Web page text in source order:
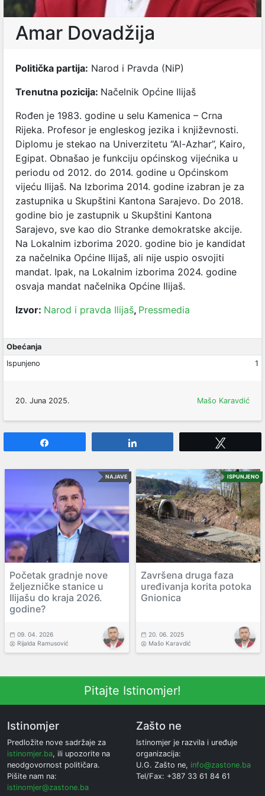
Amar Dovadžija
Politička partija: Narod i Pravda (NiP)
Trenutna pozicija: Načelnik Općine Ilijaš
Rođen je 1983. godine u selu Kamenica – Crna
Rijeka. Profesor je engleskog jezika i književnosti.
Diplomu je stekao na Univerzitetu “Al-Azhar”, Kairo,
Egipat. Obnašao je funkciju općinskog vijećnika u
periodu od 2012. do 2014. godine u Općinskom
vijeću Ilijaš. Na Izborima 2014. godine izabran je za
zastupnika u Skupštini Kantona Sarajevo. Do 2018.
godine bio je zastupnik u Skupštini Kantona
Sarajevo, sve kao dio Stranke demokratske akcije.
Na Lokalnim izborima 2020. godine bio je kandidat
za načelnika Općine Ilijaš, ali nije uspio osvojiti
mandat. Ipak, na Lokalnim izborima 2024. godine
osvaja mandat načelnika Općine Ilijaš.
Izvor: Narod i pravda Ilijaš, Pressmedia
Obećanja
Ispunjeno
1
20. Juna 2025. Mašo Karavdić
NAJAVE
Početak gradnje nove
željezničke stanice u
Ilijašu do kraja 2026.
godine?
09. 04. 2026
Rijalda Ramusović
ISPUNJENO
Završena druga faza
uređivanja korita potoka
Gnionica
20. 06. 2025
Mašo Karavdić
Pitajte Istinomjer!
Istinomjer
Predložite nove sadržaje za
istinomjer.ba, ili upozorite na
neodgovornost političara.
Pišite nam na:
istinomjer@zastone.ba
Zašto ne
Istinomjer je razvila i uređuje
organizacija:
U.G. Zašto ne, info@zastone.ba
Tel/Fax: +387 33 61 84 61